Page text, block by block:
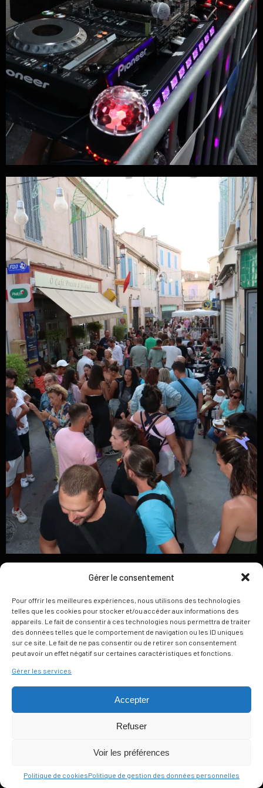
Gérer le consentement
Pour offrir les meilleures expériences, nous utilisons des technologies
telles que les cookies pour stocker et/ou accéder aux informations des
appareils. Le fait de consentir à ces technologies nous permettra de traiter
des données telles que le comportement de navigation ou les ID uniques
sur ce site. Le fait de ne pas consentir ou de retirer son consentement
peut avoir un effet négatif sur certaines caractéristiques et fonctions.
Gérer les services
Accepter
Refuser
Voir les préférences
Politique de cookiesPolitique de gestion des données personnelles